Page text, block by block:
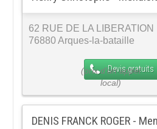
62 RUE DE LA LIBERATION
76880 Arques-la-bataille
Devis gratuits
DENIS FRANCK ROGER -